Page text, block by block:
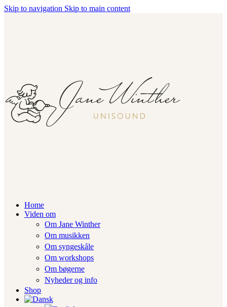
Skip to navigation Skip to main content
Home
Viden om
Om Jane Winther
Om musikken
Om syngeskåle
Om workshops
Om bøgerne
Nyheder og info
Shop